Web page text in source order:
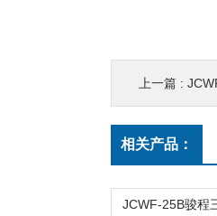
上一篇 :
相关产品：